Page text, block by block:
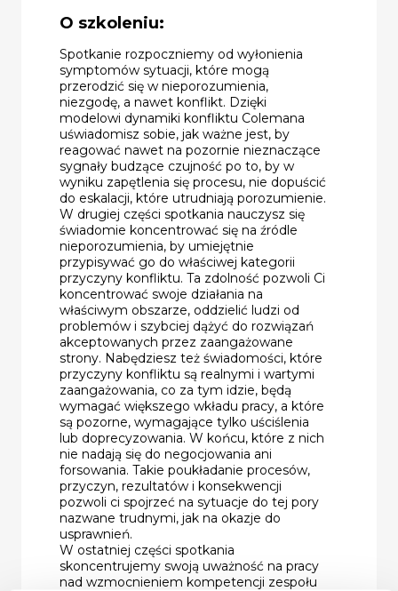
O szkoleniu:
Spotkanie rozpoczniemy od wyłonienia
symptomów sytuacji, które mogą
przerodzić się w nieporozumienia,
niezgodę, a nawet konflikt. Dzięki
modelowi dynamiki konfliktu Colemana
uświadomisz sobie, jak ważne jest, by
reagować nawet na pozornie nieznaczące
sygnały budzące czujność po to, by w
wyniku zapętlenia się procesu, nie dopuścić
do eskalacji, które utrudniają porozumienie.
W drugiej części spotkania nauczysz się
świadomie koncentrować się na źródle
nieporozumienia, by umiejętnie
przypisywać go do właściwej kategorii
przyczyny konfliktu. Ta zdolność pozwoli Ci
koncentrować swoje działania na
właściwym obszarze, oddzielić ludzi od
problemów i szybciej dążyć do rozwiązań
akceptowanych przez zaangażowane
strony. Nabędziesz też świadomości, które
przyczyny konfliktu są realnymi i wartymi
zaangażowania, co za tym idzie, będą
wymagać większego wkładu pracy, a które
są pozorne, wymagające tylko uściślenia
lub doprecyzowania. W końcu, które z nich
nie nadają się do negocjowania ani
forsowania. Takie poukładanie procesów,
przyczyn, rezultatów i konsekwencji
pozwoli ci spojrzeć na sytuacje do tej pory
nazwane trudnymi, jak na okazje do
usprawnień.
W ostatniej części spotkania
skoncentrujemy swoją uważność na pracy
nad wzmocnieniem kompetencji zespołu